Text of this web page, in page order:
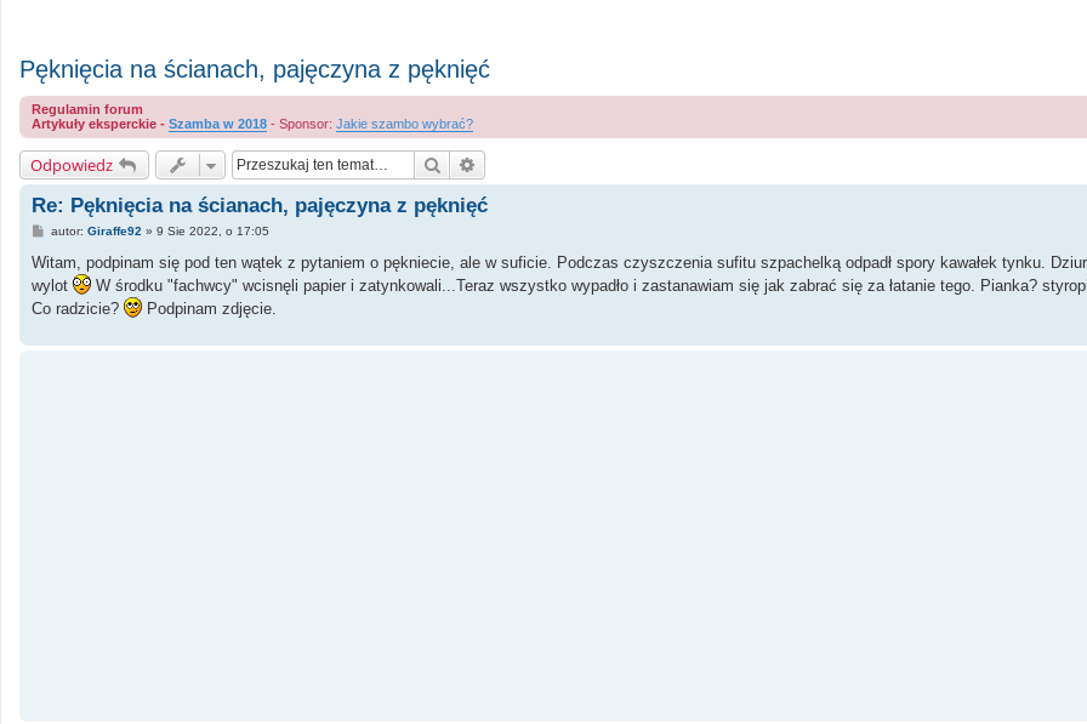
Pęknięcia na ścianach, pajęczyna z pęknięć
Regulamin forum
Artykuły eksperckie - Szamba w 2018 - Sponsor: Jakie szambo wybrać?
Odpowiedz Szukaj
Re: Pęknięcia na ścianach, pajęczyna z pęknięć
P
s
autor: Giraffe92 » 9 Sie 2022, o 17:05
Witam, podpinam się pod ten wątek z pytaniem o pękniecie, ale w suficie. Podczas czyszczenia sufitu szpachelką odpadł spory kawałek tynku.
wylot
W środku "fachwcy" wcisnęli papier i zatynkowali...Teraz wszystko wypadło i zastanawiam się jak zabrać się za łatanie tego. Pianka?
Co radzicie?
Podpinam zdjęcie.